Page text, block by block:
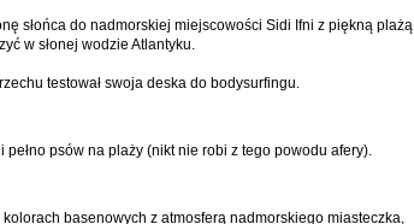
słońca do nadmorskiej miejscowości Sidi Ifni z piękną plażą
w słonej wodzie Atlantyku.
testował swoja deska do bodysurfingu.
psów na plaży (nikt nie robi z tego powodu afery).
basenowych z atmosferą nadmorskiego miasteczka,